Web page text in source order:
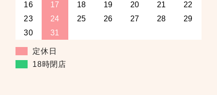
16
17 18 19 20 21
22
23
24 25 26 27 28
29
30
31
定休日
18時閉店